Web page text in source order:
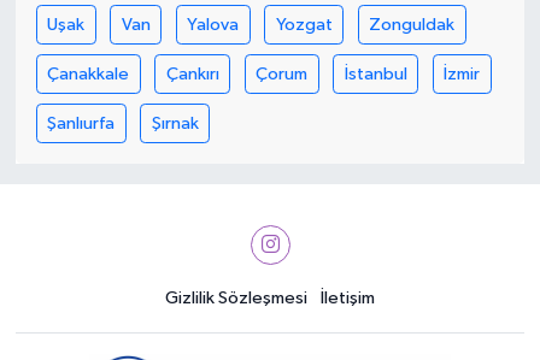
Uşak Van Yalova Yozgat Zonguldak
Çanakkale Çankırı Çorum İstanbul İzmir
Şanlıurfa Şırnak
Gizlilik Sözleşmesi İletişim